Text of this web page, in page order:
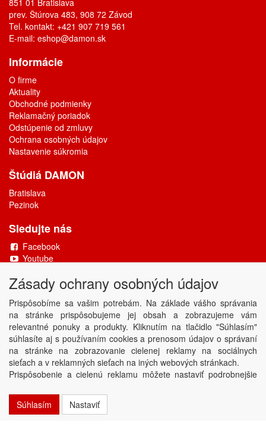
851 01 Bratislava
prev. Štúrova 483, 908 72 Závod
Tel. kontakt: +421 907 719 561
E-mail: eshop@damon.sk
Informácie
O firme
Aktuality
Obchodné podmienky
Reklamačný poriadok
Odstúpenie od zmluvy
Ochrana osobných údajov
Nastavenie súkromia
Štúdiá DAMON
Bratislava
Pezinok
Sledujte nás
Facebook
Youtube
Copyright © DAMONAX s.r.o.2026
Powered by ABRA
Zásady ochrany osobných údajov
Prispôsobíme sa vašim potrebám. Na základe vášho správania
na stránke prispôsobujeme jej obsah a zobrazujeme vám
relevantné ponuky a produkty. Kliknutím na tlačidlo "Súhlasím"
súhlasíte aj s používaním cookies a prenosom údajov o správaní
na stránke na zobrazovanie cielenej reklamy na sociálnych
sieťach a v reklamných sieťach na iných webových stránkach.
Prispôsobenie a cielenú reklamu môžete nastaviť podrobnejšie
Súhlasím
Nastaviť